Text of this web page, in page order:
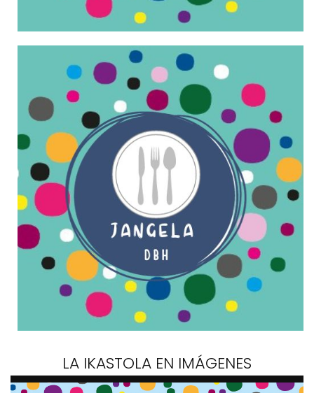
LA IKASTOLA EN IMÁGENES